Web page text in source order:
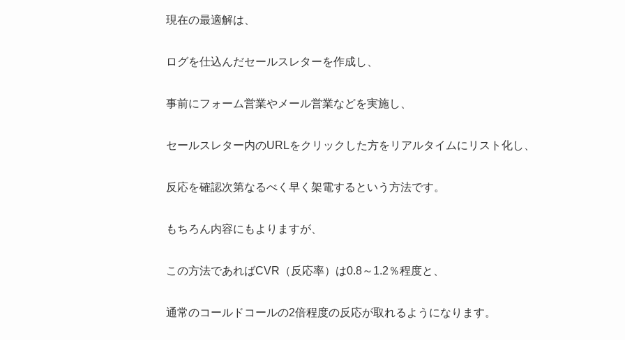
現在の最適解は、
ログを仕込んだセールスレターを作成し、
事前にフォーム営業やメール営業などを実施し、
セールスレター内のURLをクリックした方をリアルタイムにリスト化し、
反応を確認次第なるべく早く架電するという方法です。
もちろん内容にもよりますが、
この方法であればCVR（反応率）は0.8～1.2％程度と、
通常のコールドコールの2倍程度の反応が取れるようになります。